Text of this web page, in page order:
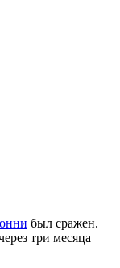
был сражен.
три месяца